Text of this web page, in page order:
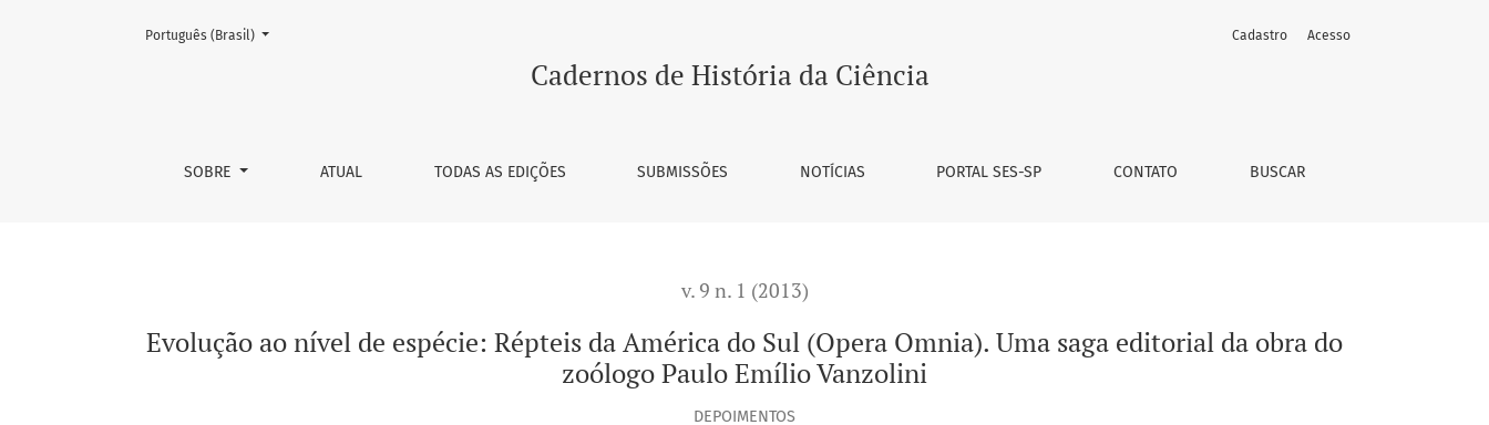
Evolução ao nível de espécie: Répteis da América do Sul (Opera Omnia). Uma saga editorial da obra do zoólogo Paulo Emílio Vanzolini
Cadernos de História da Ciência
SOBRE ATUAL TODAS AS EDIÇÕES SUBMISSÕES NOTÍCIAS PORTAL SES-SP CONTATO BUSCAR
Cadastro Acesso
Mudar o idioma. O atual é:
Português (Brasil)
v. 9 n. 1 (2013)
Evolução ao nível de espécie: Répteis da América do Sul (Opera Omnia). Uma saga editorial da obra do
zoólogo Paulo Emílio Vanzolini
DEPOIMENTOS